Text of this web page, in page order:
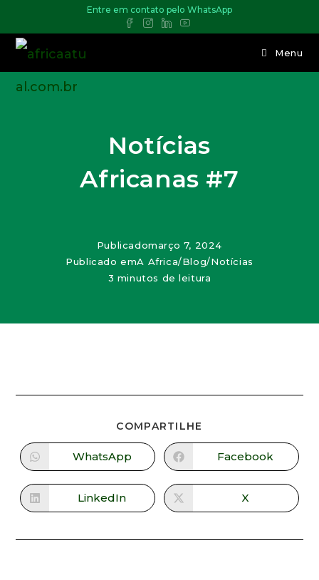
Entre em contato pelo WhatsApp
Menu
Notícias
Africanas #7
Publicadomarço 7, 2024
Publicado emA Africa/Blog/Notícias
3 minutos de leitura
COMPARTILHE
WhatsApp Facebook
LinkedIn X